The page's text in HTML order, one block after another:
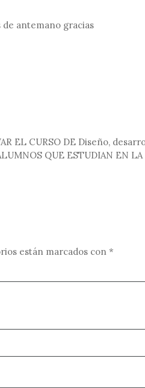
de antemano gracias
EL CURSO DE Diseño,
QUE ESTUDIAN EN
están marcados con *